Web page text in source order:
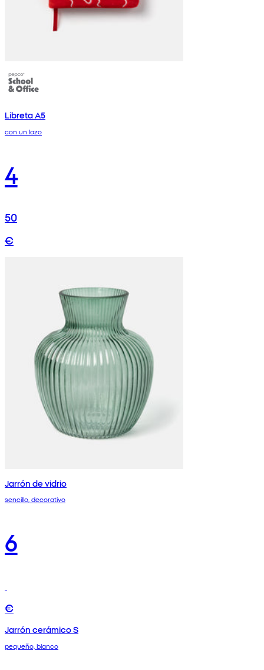
Libreta A5
con un lazo
4
50
€
Jarrón de vidrio
sencillo, decorativo
6
€
Jarrón cerámico S
pequeño, blanco